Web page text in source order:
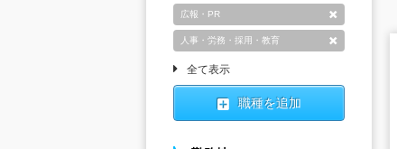
広報・PR
人事・労務・採用・教育
全て表示
職種を追加